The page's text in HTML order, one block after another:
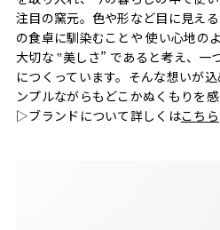
注目の窯元。色や形など目に見え
の食卓に馴染むことや 使い心地の
大切な ‟美しさ” であると考え、一
につくっています。そんな想いが
ンプルながらもどこかぬくもりを
▷ブランドについて詳しくはこちら